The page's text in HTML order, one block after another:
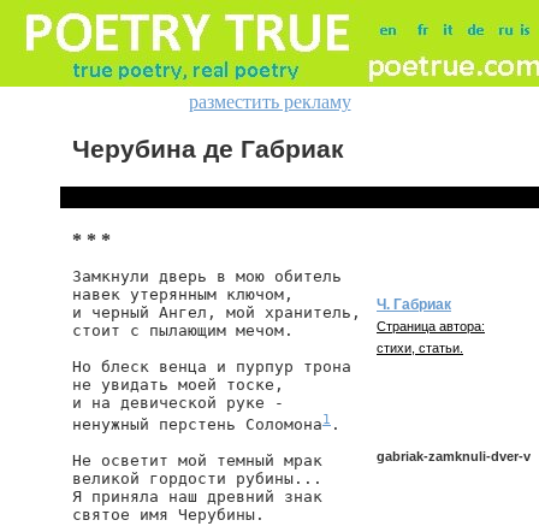
разместить рекламу
Черубина де Габриак
* * *
Замкнули дверь в мою обитель
навек утерянным ключом,
и черный Ангел, мой хранитель,
стоит с пылающим мечом.
Но блеск венца и пурпур трона
не увидать моей тоске,
и на девической руке -
ненужный перстень Соломона1 .
Не осветит мой темный мрак
великой гордости рубины...
Я приняла наш древний знак
святое имя Черубины.
Ч. Габриак
Страница автора:
стихи, статьи.
gabriak-zamknuli-dver-v